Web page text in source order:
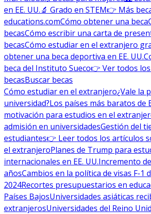
en EE. UU.🔬 Grado en STEM👉 Más
educations.comCómo obtener una beca
becasCómo escribir una carta de
becasCómo estudiar en el extranjero
obtener una beca deportiva en EE. UU.
beca del Instituto Sueco👉 Ver todos
becasBuscar becas
Cómo estudiar en el extranjero¿Vale la
universidad?Los países más baratos de
motivación para estudios en el
admisión en universidadesGestión del
estudiantes👉 Leer todos los artículos
el extranjeroPlanes de Trump para
internacionales en EE. UU.Incremento
añosCambios en la política de visas F-1
2024Recortes presupuestarios en
Países BajosUniversidades asiáticas
extranjerosUniversidades del Reino